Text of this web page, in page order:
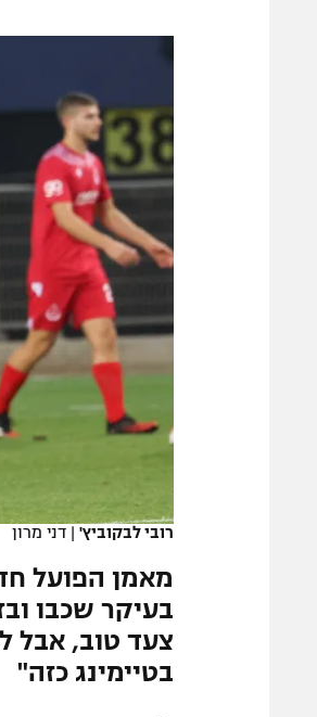
תקנון עבור פעילות ספורט 1 – "מרלן"
טניס
תנאי שימוש
מדיניות פרטיות
תקנון פעילות ספורט 1
רשיון להקרנה פומבית לבית
הצטרפות לחבילת הערוצים
לוח דרושים – ג'ובנט
רובי לבקוביץ' | דני מרון
מאמן הפועל
בעיקר שכבו
צעד טוב, אבל
בטיימינג כזה"